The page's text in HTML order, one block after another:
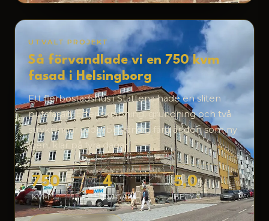
UTVALT PROJEKT
Så förvandlade vi en 750 kvm
fasad i Helsingborg
Ett flerbostadshus i Stattena hade en sliten
putsfasad. Efter skrapning, grundning och två
strykningar väderbeständig färg är den som ny
igen, klar på fyra dagar.
750
KVM
4
DAGAR
5,0
BETYG